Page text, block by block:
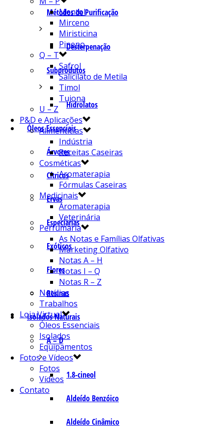
Métodos de Purificação
Desterpenação
Subprodutos
Hidrolatos
Óleos Essenciais
Árvores
Cítricos
Ervas
Especiarias
Exóticos
Flores
Resinas
Isolados Naturais
A – D
1.8-cineol
Aldeído Benzóico
Aldeído Cinâmico
Mentol
Mirceno
Miristicina
Pineno
Q – T
Safrol
Salicilato de Metila
Timol
Tujona
U – Z
P&D e Aplicações
Alimentícias
Indústria
Receitas Caseiras
Cosméticas
Aromaterapia
Fórmulas Caseiras
Medicinais
Aromaterapia
Veterinária
Perfumaria
As Notas e Famílias Olfativas
Marketing Olfativo
Notas A – H
Notas I – Q
Notas R – Z
Notícias
Trabalhos
Loja Virtual
Óleos Essenciais
Isolados
Equipamentos
Fotos e Vídeos
Fotos
Vídeos
Contato